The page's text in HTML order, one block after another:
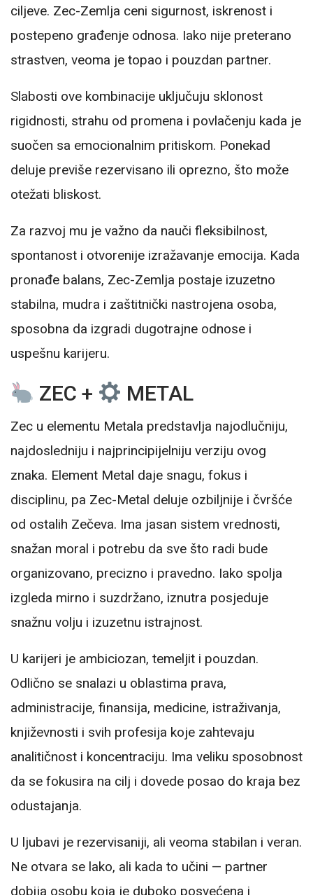
ciljeve. Zec-Zemlja ceni sigurnost, iskrenost i
postepeno građenje odnosa. Iako nije preterano
strastven, veoma je topao i pouzdan partner.
Slabosti ove kombinacije uključuju sklonost
rigidnosti, strahu od promena i povlačenju kada je
suočen sa emocionalnim pritiskom. Ponekad
deluje previše rezervisano ili oprezno, što može
otežati bliskost.
Za razvoj mu je važno da nauči fleksibilnost,
spontanost i otvorenije izražavanje emocija. Kada
pronađe balans, Zec-Zemlja postaje izuzetno
stabilna, mudra i zaštitnički nastrojena osoba,
sposobna da izgradi dugotrajne odnose i
uspešnu karijeru.
ZEC + METAL
Zec u elementu Metala predstavlja najodlučniju,
najdosledniju i najprincipijelniju verziju ovog
znaka. Element Metal daje snagu, fokus i
disciplinu, pa Zec-Metal deluje ozbiljnije i čvršće
od ostalih Zečeva. Ima jasan sistem vrednosti,
snažan moral i potrebu da sve što radi bude
organizovano, precizno i pravedno. Iako spolja
izgleda mirno i suzdržano, iznutra posjeduje
snažnu volju i izuzetnu istrajnost.
U karijeri je ambiciozan, temeljit i pouzdan.
Odlično se snalazi u oblastima prava,
administracije, finansija, medicine, istraživanja,
književnosti i svih profesija koje zahtevaju
analitičnost i koncentraciju. Ima veliku sposobnost
da se fokusira na cilj i dovede posao do kraja bez
odustajanja.
U ljubavi je rezervisaniji, ali veoma stabilan i veran.
Ne otvara se lako, ali kada to učini — partner
dobija osobu koja je duboko posvećena i